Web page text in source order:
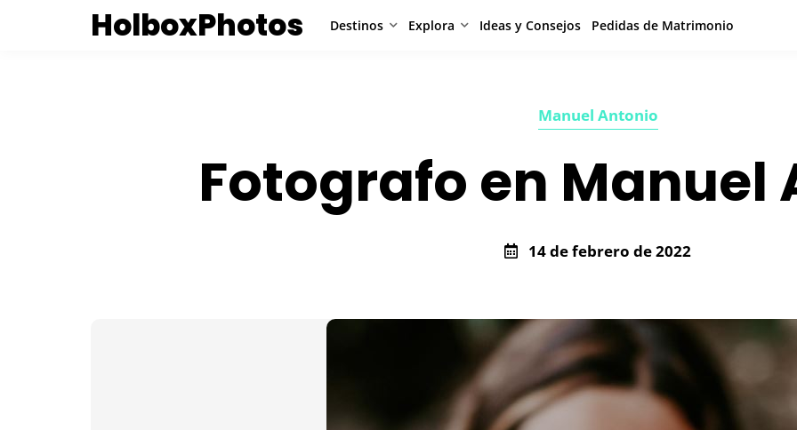
HolboxPhotos Destinos Explora Ideas y Consejos Pedidas de Matrimonio
Manuel Antonio
Fotografo en Manuel
14 de febrero de 2022